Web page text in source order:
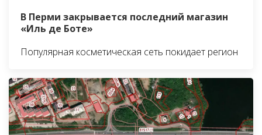
В Перми закрывается последний магазин
«Иль де Боте»
Популярная косметическая сеть покидает регион